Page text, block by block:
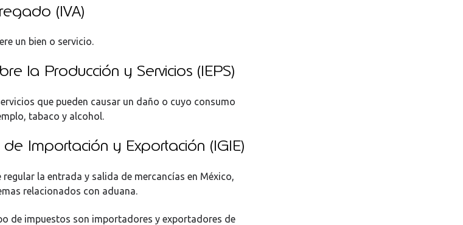
(IVA)
un bien o servicio.
la Producción y Servicios (IEPS)
que pueden causar un daño o cuyo consumo
tabaco y alcohol.
Importación y Exportación (IGIE)
la entrada y salida de mercancías en México,
relacionados con aduana.
de impuestos son importadores y exportadores de